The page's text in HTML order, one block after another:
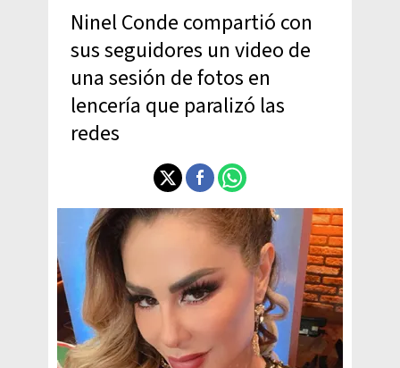
Ninel Conde compartió con
sus seguidores un video de
una sesión de fotos en
lencería que paralizó las
redes